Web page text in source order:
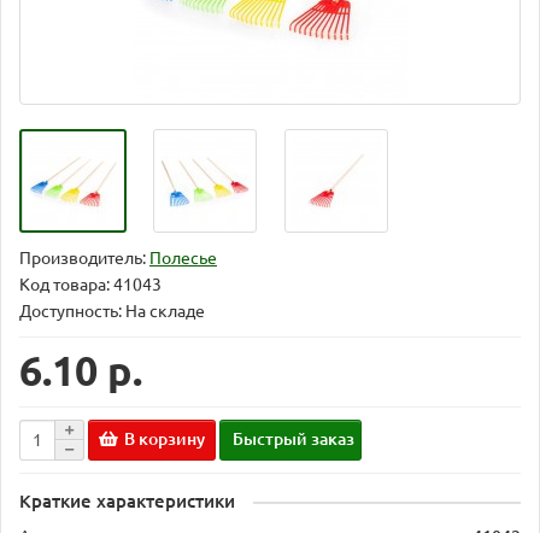
Производитель: Полесье
Код товара:41043
Доступность: На складе
6.10 р.
В корзину Быстрый заказ
Краткие характеристики